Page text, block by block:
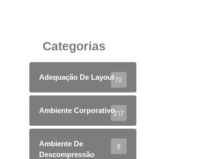
Categorias
Adequação De Layout72
Ambiente Corporativo217
Ambiente De
Descompressão
8